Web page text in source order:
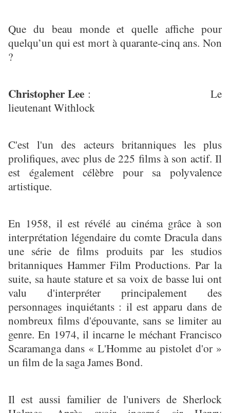
Que du beau monde et quelle affiche pour
quelqu’un qui est mort à quarante-cinq ans. Non
?
Christopher Lee : Le
lieutenant Withlock
C'est l'un des acteurs britanniques les plus
prolifiques, avec plus de 225 films à son actif. Il
est également célèbre pour sa polyvalence
artistique.
En 1958, il est révélé au cinéma grâce à son
interprétation légendaire du comte Dracula dans
une série de films produits par les studios
britanniques Hammer Film Productions. Par la
suite, sa haute stature et sa voix de basse lui ont
valu d'interpréter principalement des
personnages inquiétants : il est apparu dans de
nombreux films d'épouvante, sans se limiter au
genre. En 1974, il incarne le méchant Francisco
Scaramanga dans « L'Homme au pistolet d'or »
un film de la saga James Bond.
Il est aussi familier de l'univers de Sherlock